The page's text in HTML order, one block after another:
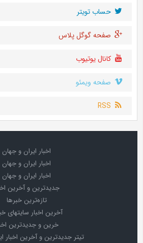
حساب تويتر
صفحه گوگل پلاس
کانال یوتیوب
صفحه ویمئو
RSS
اخبار ایران و جهان
اخبار ایران و جهان
اخبار ایران و جهان
جدیدترین و آخرین
تازه‌ترین خبرها
آخرین اخبار سایتهای
خرین و جدیدترین
تیتر جدیدترین و آخرین اخبار